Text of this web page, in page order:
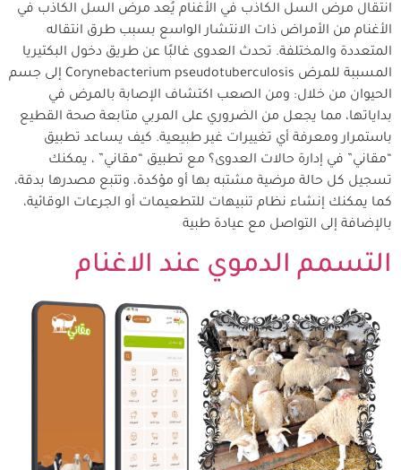
انتقال مرض السل الكاذب في الأغنام يُعد مرض السل الكاذب في
الأغنام من الأمراض ذات الانتشار الواسع بسبب طرق انتقاله
المتعددة والمختلفة. تحدث العدوى غالبًا عن طريق دخول البكتيريا
المسببة للمرض Corynebacterium pseudotuberculosis إلى جسم
الحيوان من خلال: ومن الصعب اكتشاف الإصابة بالمرض في
بداياتها، مما يجعل من الضروري على المربي متابعة صحة القطيع
باستمرار ومعرفة أي تغييرات غير طبيعية. كيف يساعد تطبيق
“مقاني” في إدارة حالات العدوى؟ مع تطبيق “مقاني” ، يمكنك
تسجيل كل حالة مرضية مشتبه بها أو مؤكدة، وتتبع مصدرها بدقة،
كما يمكنك إنشاء نظام تنبيهات للتطعيمات أو الجرعات الوقائية،
بالإضافة إلى التواصل مع عيادة طبية
التسمم الدموي عند الاغنام